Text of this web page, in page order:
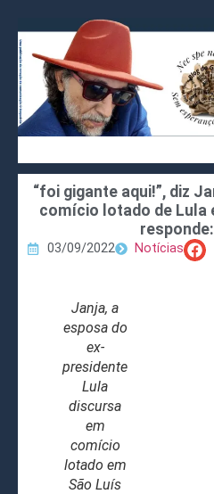
“foi gigante aqui!”, diz
comício lotado de Lula
03/09/2022 Notícias
Janja, a
esposa do
ex-
presidente
Lula
discursa
em
comício
lotado em
São Luís